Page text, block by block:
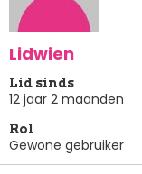
Lidwien
Lid sinds
12 jaar 2 maanden
Rol
Gewone gebruiker